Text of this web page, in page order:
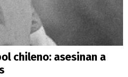
chileno: asesinan a